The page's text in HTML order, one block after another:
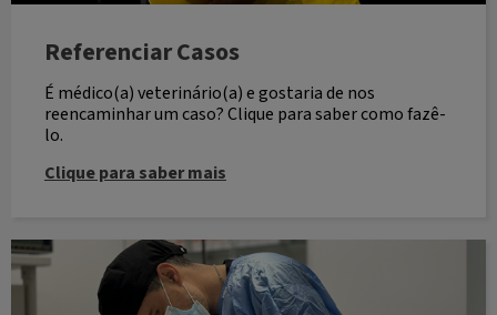
Referenciar Casos
É médico(a) veterinário(a) e gostaria de nos
reencaminhar um caso? Clique para saber como fazê-
lo.
Clique para saber mais
Grupo Veterinário Bom Jesus